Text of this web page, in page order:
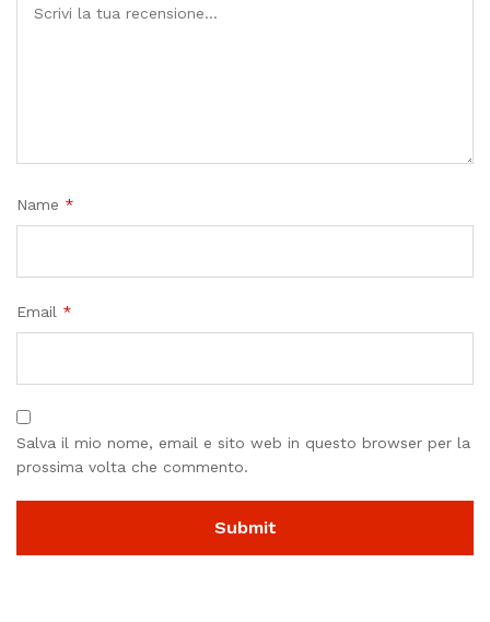
Name *
Email *
Salva il mio nome, email e sito web in questo browser per la
prossima volta che commento.